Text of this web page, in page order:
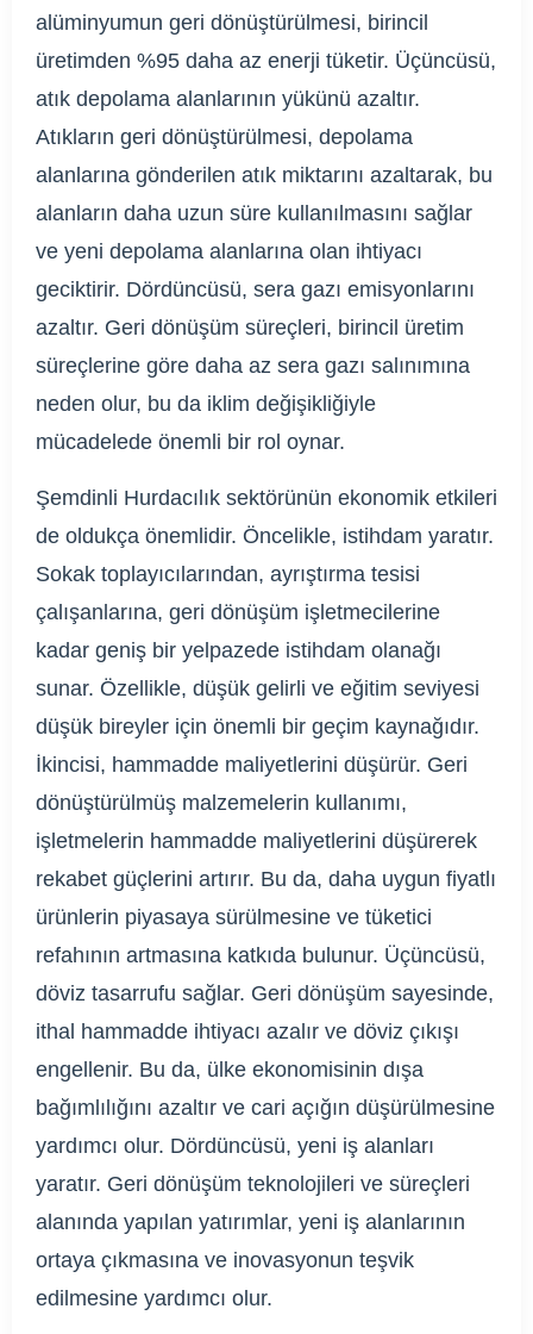
alüminyumun geri dönüştürülmesi, birincil
üretimden %95 daha az enerji tüketir. Üçüncüsü,
atık depolama alanlarının yükünü azaltır.
Atıkların geri dönüştürülmesi, depolama
alanlarına gönderilen atık miktarını azaltarak, bu
alanların daha uzun süre kullanılmasını sağlar
ve yeni depolama alanlarına olan ihtiyacı
geciktirir. Dördüncüsü, sera gazı emisyonlarını
azaltır. Geri dönüşüm süreçleri, birincil üretim
süreçlerine göre daha az sera gazı salınımına
neden olur, bu da iklim değişikliğiyle
mücadelede önemli bir rol oynar.
Şemdinli Hurdacılık sektörünün ekonomik etkileri
de oldukça önemlidir. Öncelikle, istihdam yaratır.
Sokak toplayıcılarından, ayrıştırma tesisi
çalışanlarına, geri dönüşüm işletmecilerine
kadar geniş bir yelpazede istihdam olanağı
sunar. Özellikle, düşük gelirli ve eğitim seviyesi
düşük bireyler için önemli bir geçim kaynağıdır.
İkincisi, hammadde maliyetlerini düşürür. Geri
dönüştürülmüş malzemelerin kullanımı,
işletmelerin hammadde maliyetlerini düşürerek
rekabet güçlerini artırır. Bu da, daha uygun fiyatlı
ürünlerin piyasaya sürülmesine ve tüketici
refahının artmasına katkıda bulunur. Üçüncüsü,
döviz tasarrufu sağlar. Geri dönüşüm sayesinde,
ithal hammadde ihtiyacı azalır ve döviz çıkışı
engellenir. Bu da, ülke ekonomisinin dışa
bağımlılığını azaltır ve cari açığın düşürülmesine
yardımcı olur. Dördüncüsü, yeni iş alanları
yaratır. Geri dönüşüm teknolojileri ve süreçleri
alanında yapılan yatırımlar, yeni iş alanlarının
ortaya çıkmasına ve inovasyonun teşvik
edilmesine yardımcı olur.